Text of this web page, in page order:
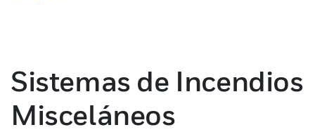
Sistemas de Incendios
Misceláneos